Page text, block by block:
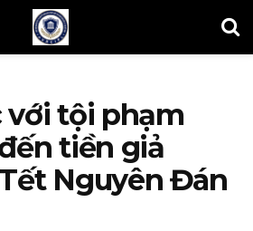
với tội phạm
tiền giả
Nguyên Đán